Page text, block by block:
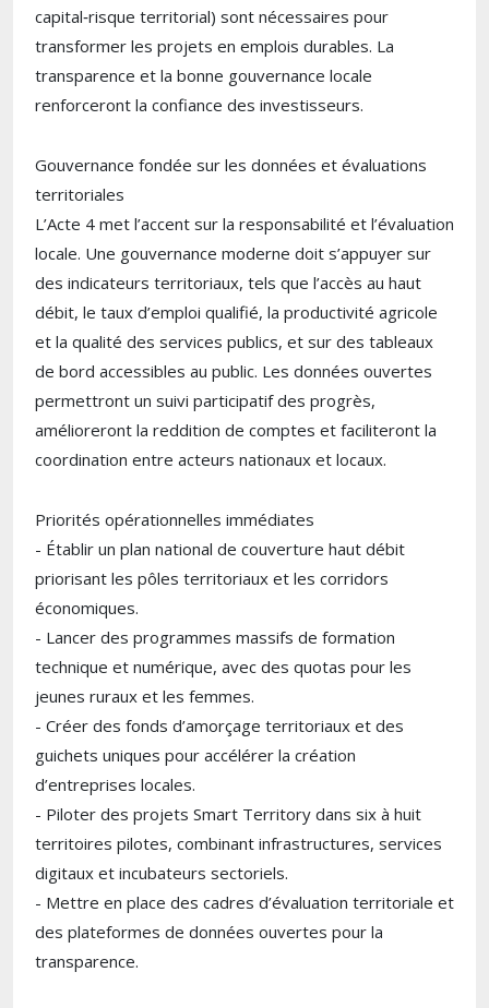
capital‑risque territorial) sont nécessaires pour
transformer les projets en emplois durables. La
transparence et la bonne gouvernance locale
renforceront la confiance des investisseurs.
Gouvernance fondée sur les données et évaluations
territoriales
L’Acte 4 met l’accent sur la responsabilité et l’évaluation
locale. Une gouvernance moderne doit s’appuyer sur
des indicateurs territoriaux, tels que l’accès au haut
débit, le taux d’emploi qualifié, la productivité agricole
et la qualité des services publics, et sur des tableaux
de bord accessibles au public. Les données ouvertes
permettront un suivi participatif des progrès,
amélioreront la reddition de comptes et faciliteront la
coordination entre acteurs nationaux et locaux.
Priorités opérationnelles immédiates
- Établir un plan national de couverture haut débit
priorisant les pôles territoriaux et les corridors
économiques.
- Lancer des programmes massifs de formation
technique et numérique, avec des quotas pour les
jeunes ruraux et les femmes.
- Créer des fonds d’amorçage territoriaux et des
guichets uniques pour accélérer la création
d’entreprises locales.
- Piloter des projets Smart Territory dans six à huit
territoires pilotes, combinant infrastructures, services
digitaux et incubateurs sectoriels.
- Mettre en place des cadres d’évaluation territoriale et
des plateformes de données ouvertes pour la
transparence.